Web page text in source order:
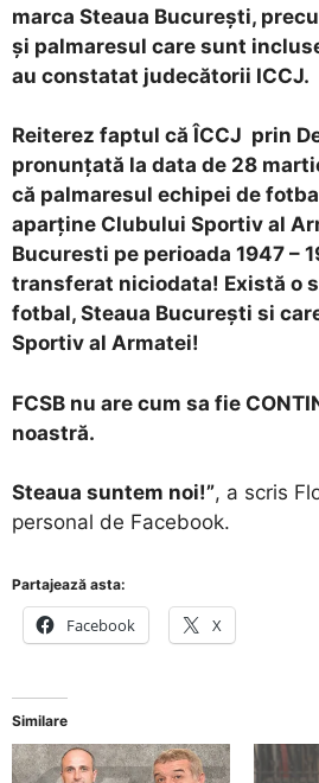
marca Steaua Bucureşti,
şi palmaresul care sunt
au constatat judecătorii ICCJ.
Reiterez faptul că ÎCCJ prin
pronunţată la data de 28
că palmaresul echipei de
aparţine Clubului Sportiv al
Bucuresti pe perioada 1947 –
transferat niciodata! Există o
fotbal, Steaua Bucureşti si
Sportiv al Armatei!
FCSB nu are cum sa fie
noastră.
Steaua suntem noi!”, a scris
personal de Facebook.
Partajează asta:
Facebook X
Similare